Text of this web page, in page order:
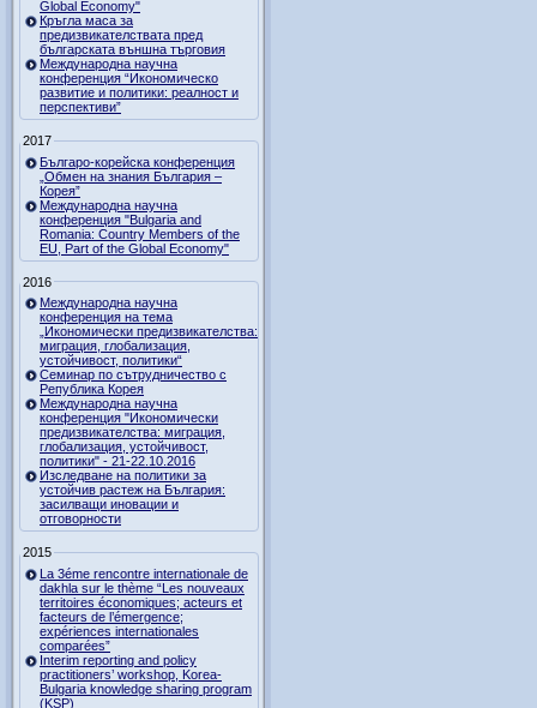
Global Economy"
Кръгла маса за
предизвикателствата пред
българската външна търговия
Международна научна
конференция “Икономическо
развитие и политики: реалност и
перспективи”
2017
Българо-корейска конференция
„Обмен на знания България –
Корея”
Международна научна
конференция "Bulgaria and
Romania: Country Members of the
EU, Part of the Global Economy"
2016
Международна научна
конференция на тема
„Икономически предизвикателства:
миграция, глобализация,
устойчивост, политики“
Семинар по сътрудничество с
Република Корея
Международна научна
конференция "Икономически
предизвикателства: миграция,
глобализация, устойчивост,
политики" - 21-22.10.2016
Изследване на политики за
устойчив растеж на България:
засилващи иновации и
отговорности
2015
La 3éme rencontre internationale de
dakhla sur le thème “Les nouveaux
territoires économiques; acteurs et
facteurs de l’émergence;
expériences internationales
comparées”
Interim reporting and policy
practitioners’ workshop, Korea-
Bulgaria knowledge sharing program
(KSP)